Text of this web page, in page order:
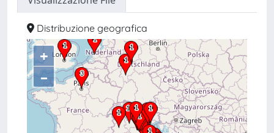
Distribuzione geografica
+
–